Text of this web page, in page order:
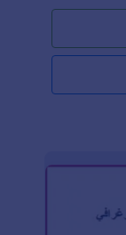
استخدم
بتغيير